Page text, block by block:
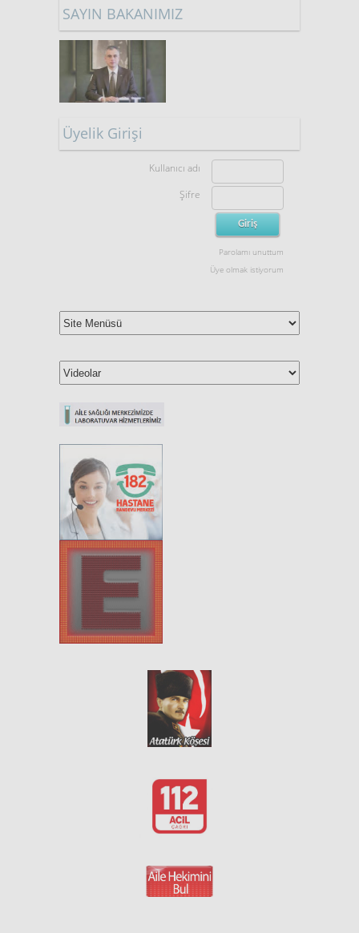
SAYIN BAKANIMIZ
Üyelik Girişi
Kullanıcı adı
Şifre
Parolamı unuttum
Üye olmak istiyorum